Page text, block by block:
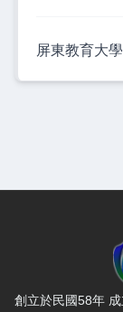
屏東教育大
偉揚藝術有限
創立於民國58年